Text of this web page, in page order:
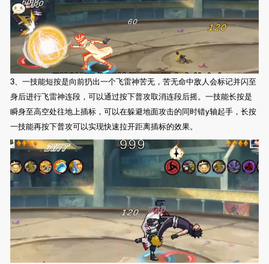
3、一技能短按是向前扔出一个飞雷神苦无，苦无命中敌人会标记并闪至
身后进行飞雷神连段，可以通过按下普攻取消连段后摇。一技能长按是
瞬身至高空处往地上插标，可以在躲避地面攻击的同时错y轴起手，长按
一技能再按下普攻可以实现快速拉开距离插标的效果。